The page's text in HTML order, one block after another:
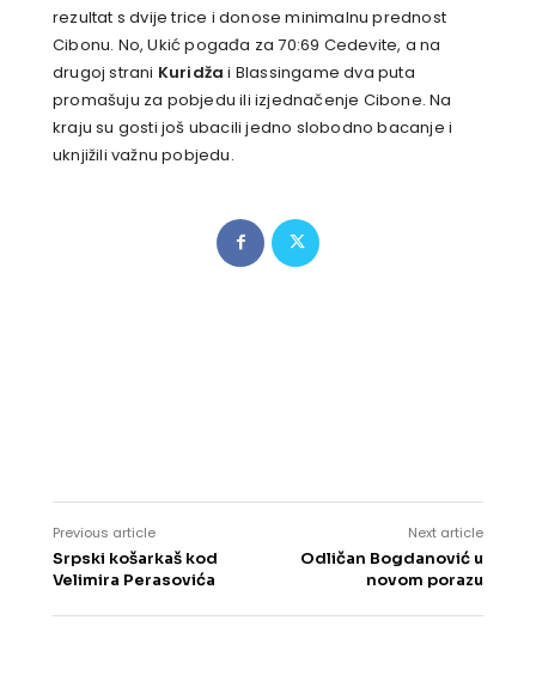
rezultat s dvije trice i donose minimalnu prednost
Cibonu. No, Ukić pogađa za 70:69 Cedevite, a na
drugoj strani Kuridža i Blassingame dva puta
promašuju za pobjedu ili izjednačenje Cibone. Na
kraju su gosti još ubacili jedno slobodno bacanje i
uknjižili važnu pobjedu.
Previous article
Srpski košarkaš kod
Velimira Perasovića
Next article
Odličan Bogdanović u
novom porazu